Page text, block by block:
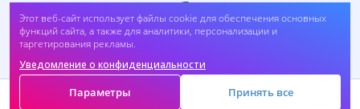
Этот веб-сайт использует файлы cookie для обеспечения основных
функций сайта, а также для аналитики, персонализации и
таргетирования рекламы.
Уведомление о конфиденциальности
Параметры Принять все
Принимаем к оплате: